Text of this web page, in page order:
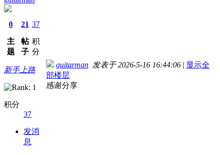
0
主
题
21
帖
子
37
积
分
新手上路
积分
37
发消
息
guitarman 发表于 2026-5-16 16:44:06 | 显示全
部楼层
感谢分享